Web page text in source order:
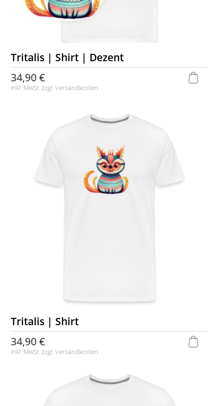
Tritalis | Shirt | Dezent
34,90 €
inkl. MwSt. zzgl.Versandkosten
Tritalis | Shirt
34,90 €
inkl. MwSt. zzgl.Versandkosten